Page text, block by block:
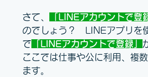
さて、 「LINEアカウントで登
のでしょう？　LINEアプリを
で 「LINEアカウントで登録」
ここでは仕事や公に利用、複
ます。